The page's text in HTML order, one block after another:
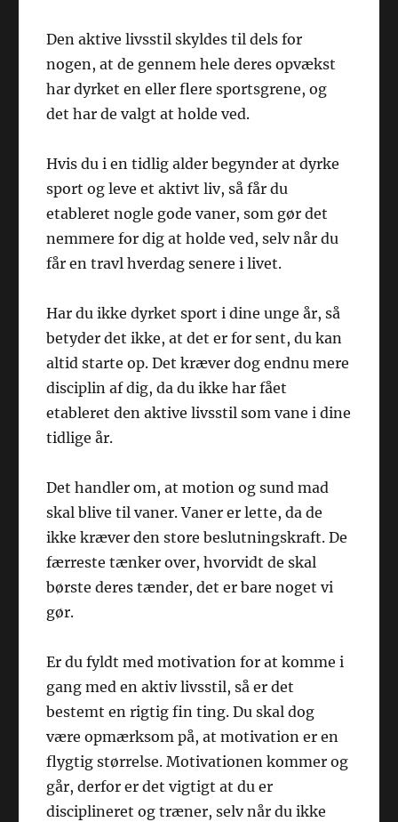
Den aktive livsstil skyldes til dels for
nogen, at de gennem hele deres opvækst
har dyrket en eller flere sportsgrene, og
det har de valgt at holde ved.
Hvis du i en tidlig alder begynder at dyrke
sport og leve et aktivt liv, så får du
etableret nogle gode vaner, som gør det
nemmere for dig at holde ved, selv når du
får en travl hverdag senere i livet.
Har du ikke dyrket sport i dine unge år, så
betyder det ikke, at det er for sent, du kan
altid starte op. Det kræver dog endnu mere
disciplin af dig, da du ikke har fået
etableret den aktive livsstil som vane i dine
tidlige år.
Det handler om, at motion og sund mad
skal blive til vaner. Vaner er lette, da de
ikke kræver den store beslutningskraft. De
færreste tænker over, hvorvidt de skal
børste deres tænder, det er bare noget vi
gør.
Er du fyldt med motivation for at komme i
gang med en aktiv livsstil, så er det
bestemt en rigtig fin ting. Du skal dog
være opmærksom på, at motivation er en
flygtig størrelse. Motivationen kommer og
går, derfor er det vigtigt at du er
disciplineret og træner, selv når du ikke